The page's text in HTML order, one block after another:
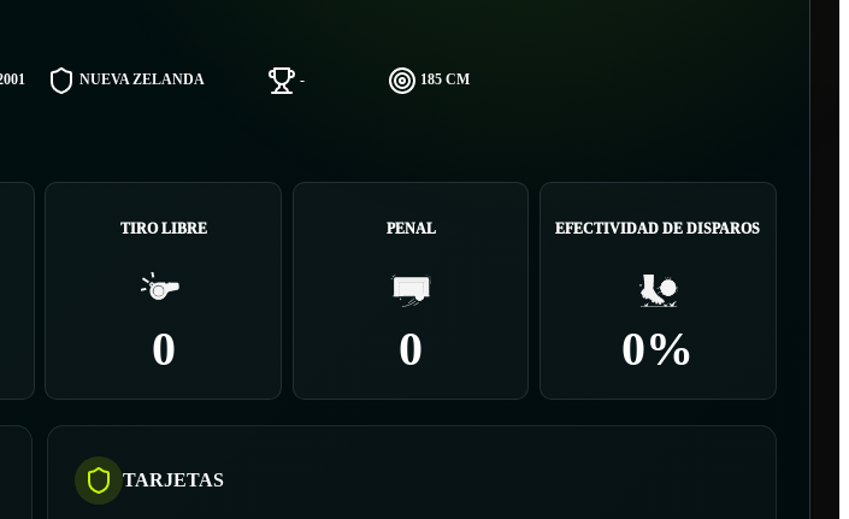
NUEVA ZELANDA - 185 CM
TIRO LIBRE
0
PENAL
0
EFECTIVIDAD DE DISPAROS
0%
TARJETAS